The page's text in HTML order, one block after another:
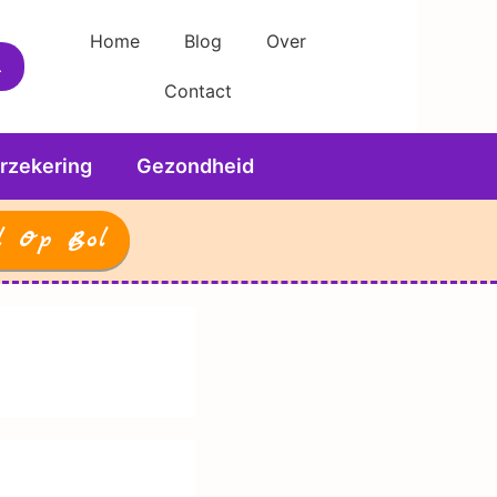
Home Blog Over
Contact
Gezondheid
Op Bol